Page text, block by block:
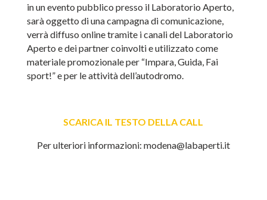
in un evento pubblico presso il Laboratorio Aperto,
sarà oggetto di una campagna di comunicazione,
verrà diffuso online tramite i canali del Laboratorio
Aperto e dei partner coinvolti e utilizzato come
materiale promozionale per “Impara, Guida, Fai
sport!” e per le attività dell’autodromo.
SCARICA IL TESTO DELLA CALL
Per ulteriori informazioni: modena@labaperti.it